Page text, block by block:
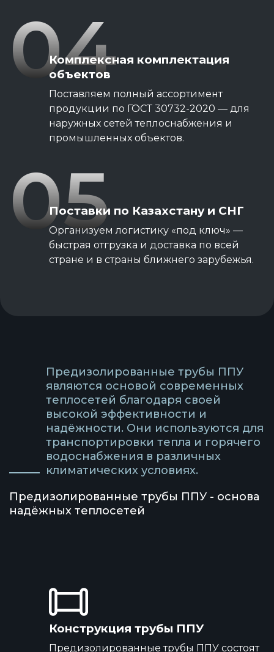
04
Комплексная комплектация
объектов
Поставляем полный ассортимент
продукции по ГОСТ 30732-2020 — для
наружных сетей теплоснабжения и
промышленных объектов.
05
Поставки по Казахстану и СНГ
Организуем логистику «под ключ» —
быстрая отгрузка и доставка по всей
стране и в страны ближнего зарубежья.
Предизолированные трубы ППУ
являются основой современных
теплосетей благодаря своей
высокой эффективности и
надёжности. Они используются для
транспортировки тепла и горячего
водоснабжения в различных
климатических условиях.
Предизолированные трубы ППУ - основа
надёжных теплосетей
Конструкция трубы ППУ
Предизолированные трубы ППУ состоят